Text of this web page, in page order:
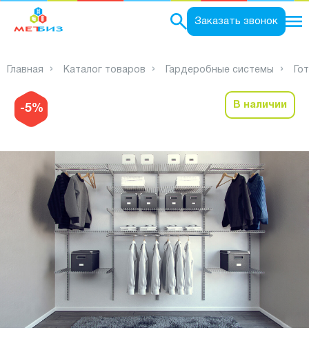
Заказать звонок
Главная Каталог товаров Гардеробные системы
-5% В наличии